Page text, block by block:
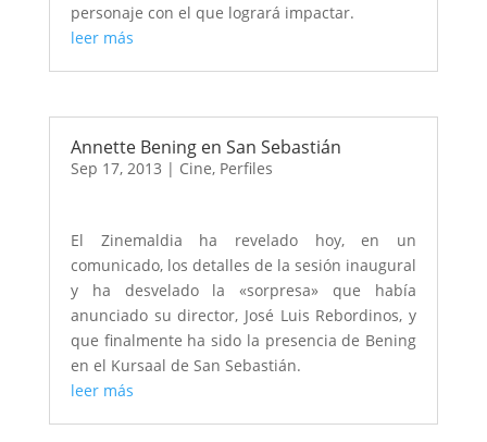
personaje con el que logrará impactar.
leer más
Annette Bening en San Sebastián
Sep 17, 2013 | Cine, Perfiles
El Zinemaldia ha revelado hoy, en un
comunicado, los detalles de la sesión inaugural
y ha desvelado la «sorpresa» que había
anunciado su director, José Luis Rebordinos, y
que finalmente ha sido la presencia de Bening
en el Kursaal de San Sebastián.
leer más